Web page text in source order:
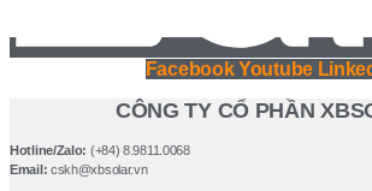
Facebook Youtube
CÔNG TY CỔ PHẦN
Hotline/Zalo: (+84) 8.9811.0068
Email: cskh@xbsolar.vn